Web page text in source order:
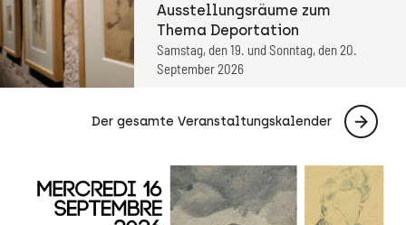
Ausstellungsräume zum
Thema Deportation
Samstag, den 19. und Sonntag, den 20.
September 2026
Der gesamte Veranstaltungskalender